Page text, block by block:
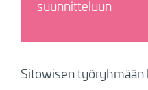
suunnitteluun
Sitowisen työryhmään